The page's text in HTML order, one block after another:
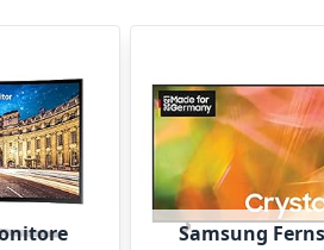
Samsung